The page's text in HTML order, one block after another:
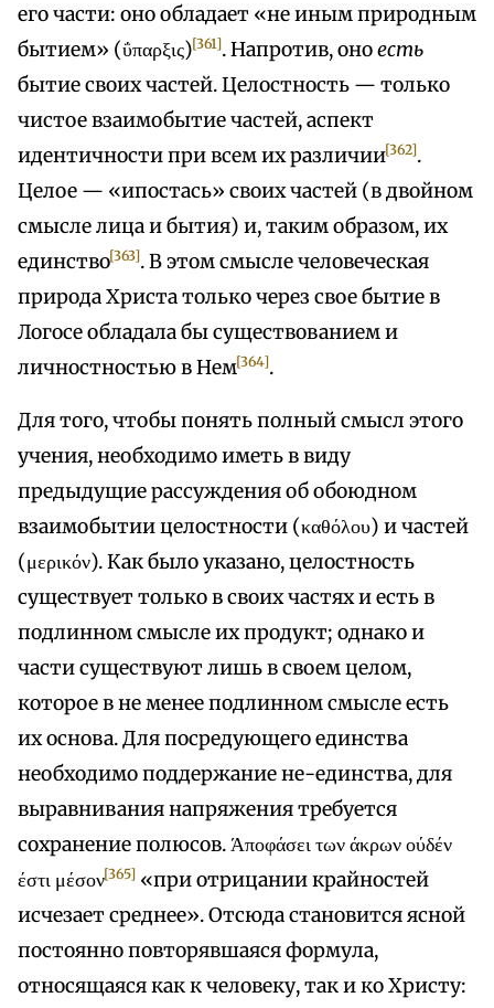
его части: оно обладает «не иным природным
бытием» (ΰπαρξις)[361]. Напротив, оноесть
бытие своих частей. Целостность — только
чистое взаимобытие частей, аспект
идентичности при всем их различии[362].
Целое — «ипостась» своих частей (в двойном
смысле лица и бытия) и, таким образом, их
единство[363]. В этом смысле человеческая
природа Христа только через свое бытие в
Логосе обладала бы существованием и
личностностью в Нем[364].
Для того, чтобы понять полный смысл этого
учения, необходимо иметь в виду
предыдущие рассуждения об обоюдном
взаимобытии целостности (καθόλου) и частей
(μερικόν). Как было указано, целостность
существует только в своих частях и есть в
подлинном смысле их продукт; однако и
части существуют лишь в своем целом,
которое в не менее подлинном смысле есть
их основа. Для посредующего единства
необходимо поддержание не-единства, для
выравнивания напряжения требуется
сохранение полюсов. Άποφάσει των άκρων ούδέν
έστι μέσον[365] «при отрицании крайностей
исчезает среднее». Отсюда становится ясной
постоянно повторявшаяся формула,
относящаяся как к человеку, так и ко Христу: